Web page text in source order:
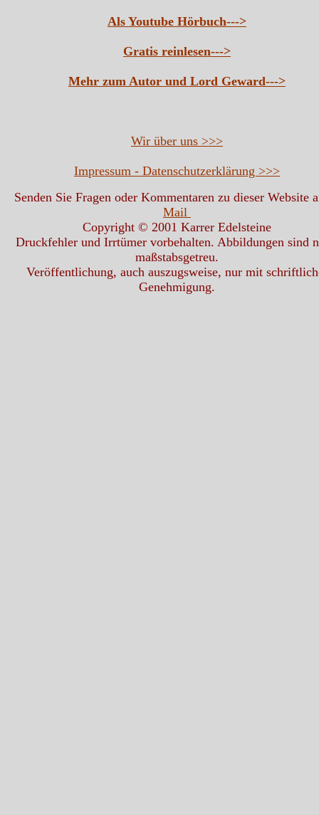
Als Youtube Hörbuch--->
Gratis reinlesen--->
Mehr zum Autor und Lord Geward--->
Wir über uns >>>
Impressum - Datenschutzerklärung >>>
Senden Sie Fragen oder Kommentaren zu dieser Website
Mail
Copyright © 2001 Karrer Edelsteine
Druckfehler und Irrtümer vorbehalten. Abbildungen sind
maßstabsgetreu.
Veröffentlichung, auch auszugsweise, nur mit
Genehmigung.